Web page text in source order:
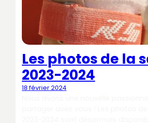
Les photos de la
2023-2024
18 février 2024